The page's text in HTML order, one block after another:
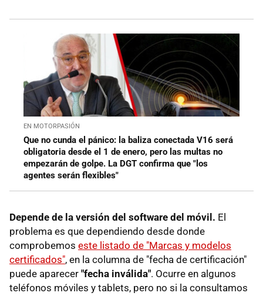
EN MOTORPASIÓN
Que no cunda el pánico: la baliza conectada V16 será
obligatoria desde el 1 de enero, pero las multas no
empezarán de golpe. La DGT confirma que "los
agentes serán flexibles"
Depende de la versión del software del móvil. El
problema es que dependiendo desde donde
comprobemos este listado de "Marcas y modelos
certificados", en la columna de "fecha de certificación"
puede aparecer "fecha inválida". Ocurre en algunos
teléfonos móviles y tablets, pero no si la consultamos